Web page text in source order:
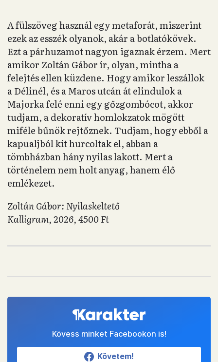
A fülszöveg használ egy metaforát, miszerint
ezek az esszék olyanok, akár a botlatókövek.
Ezt a párhuzamot nagyon igaznak érzem. Mert
amikor Zoltán Gábor ír, olyan, mintha a
felejtés ellen küzdene. Hogy amikor leszállok
a Délinél, és a Maros utcán át elindulok a
Majorka felé enni egy gőzgombócot, akkor
tudjam, a dekoratív homlokzatok mögött
miféle bűnök rejtőznek. Tudjam, hogy ebből a
kapualjból kit hurcoltak el, abban a
tömbházban hány nyilas lakott. Mert a
történelem nem holt anyag, hanem élő
emlékezet.
Zoltán Gábor: Nyilaskeltető
Kalligram, 2026, 4500 Ft
Kövess minket Facebookon is!
Követem!